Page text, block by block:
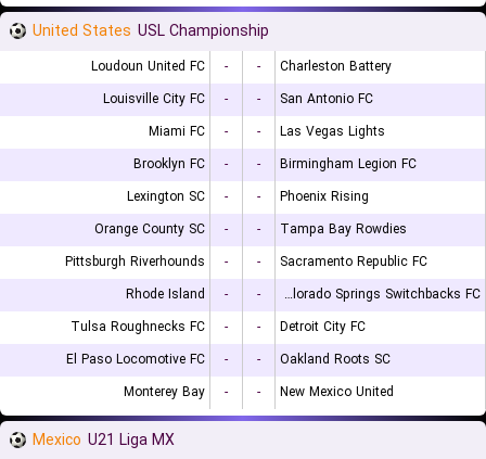
United States USL Championship
Loudoun United FC - -
Charleston Battery
Louisville City FC
- -
San Antonio FC
Miami FC
- -
Las Vegas Lights
Brooklyn FC
- -
Birmingham Legion FC
Lexington SC
- -
Phoenix Rising
Orange County SC
- -
Tampa Bay Rowdies
Pittsburgh Riverhounds
- -
Sacramento Republic FC
Rhode Island
- -
Colorado Springs Switchbacks FC
Tulsa Roughnecks FC
- -
Detroit City FC
El Paso Locomotive FC
- -
Oakland Roots SC
Monterey Bay
- - New Mexico United
Mexico U21 Liga MX